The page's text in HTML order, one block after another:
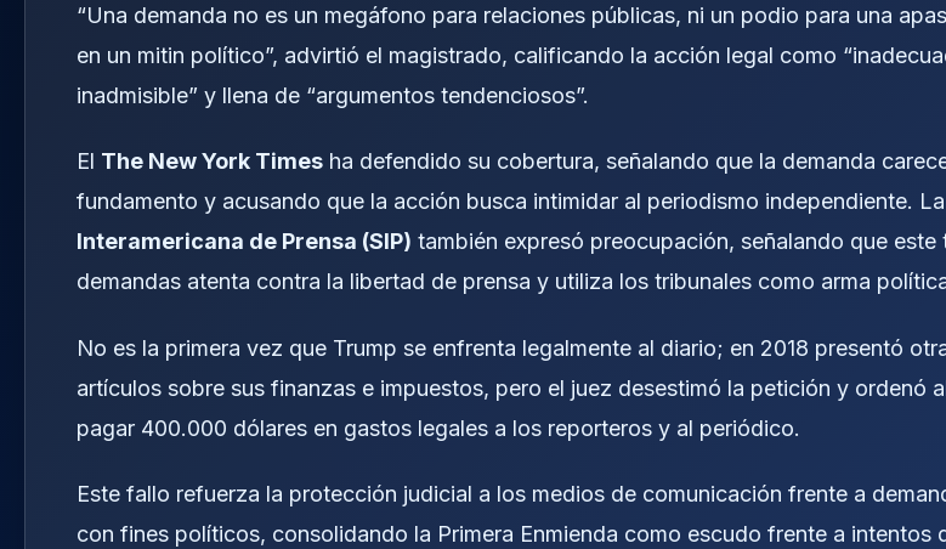
“Una demanda no es un megáfono para relaciones públicas, ni un podio para una
en un mitin político”, advirtió el magistrado, calificando la acción legal como
inadmisible” y llena de “argumentos tendenciosos”.
El The New York Times ha defendido su cobertura, señalando que la demanda
fundamento y acusando que la acción busca intimidar al periodismo independiente. La
Interamericana de Prensa (SIP) también expresó preocupación, señalando que este
demandas atenta contra la libertad de prensa y utiliza los tribunales como arma
No es la primera vez que Trump se enfrenta legalmente al diario; en 2018 presentó
artículos sobre sus finanzas e impuestos, pero el juez desestimó la petición y ordenó
pagar 400.000 dólares en gastos legales a los reporteros y al periódico.
Este fallo refuerza la protección judicial a los medios de comunicación frente a
con fines políticos, consolidando la Primera Enmienda como escudo frente a intentos